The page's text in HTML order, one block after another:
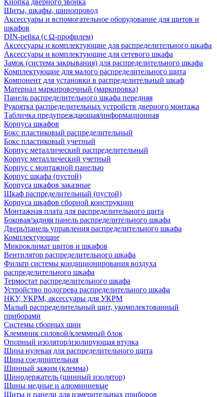
Кнопка дверного звонка
Щиты, шкафы, шинопровод
Аксессуары и вспомогательное оборудование для щитов и
шкафов
DIN-рейка (с Ω-профилем)
Аксессуары и комплектующие для распределительного шкафа
Аксессуары и комплектующие для сетевого шкафа
Замок (система закрывания) для распределительного шкафа
Комплектующие для малого распределительного щита
Компонент для установки в распределительный шкаф
Материал маркировочный (маркировка)
Панель распределительного шкафа передняя
Рукоятка распределительных устройств дверного монтажа
Табличка предупреждающая/информационная
Корпуса шкафов
Бокс пластиковый распределительный
Бокс пластиковый учетный
Корпус металлический распределительный
Корпус металлический учетный
Корпус с монтажной панелью
Корпус шкафа (пустой)
Корпуса шкафов заказные
Шкаф распределительный (пустой)
Корпуса шкафов сборной конструкции
Монтажная плата для распределительного щита
Боковая/задняя панель распределительного шкафа
Дверь/панель управления распределительного шкафа
Комплектующие
Микроклимат щитов и шкафов
Вентилятор распределительного шкафа
Фильтр системы кондиционирования воздуха
распределительного шкафа
Термостат распределительного шкафа
Устройство подогрева распределительного шкафа
НКУ, УКРМ, аксессуары для УКРМ
Малый распределительный щит, укомплектованный
приборами
Системы сборных шин
Клеммник силовой/клеммный блок
Опорный изолятор/изолирующая втулка
Шина нулевая для распределительного щита
Шина соединительная
Шинный зажим (клемма)
Шинодержатель (шинный изолятор)
Шины медные и алюминиевые
Щиты и панели для измерительных приборов